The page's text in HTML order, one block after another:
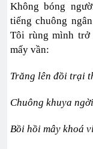
Không bóng
tiếng chuông
Tôi rùng mình
mấy vần:
Trăng lên đồi trại
Chuông khuya
Bồi hồi mây khoá